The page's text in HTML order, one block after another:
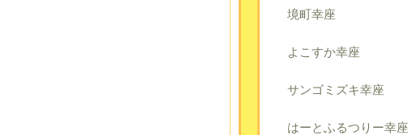
境町幸座
よこすか幸座
サンゴミズキ幸座
はーとふるつりー幸座